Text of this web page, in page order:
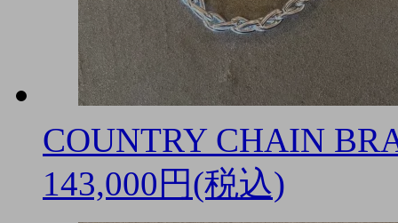
COUNTRY CHAIN
143,000円(税込)